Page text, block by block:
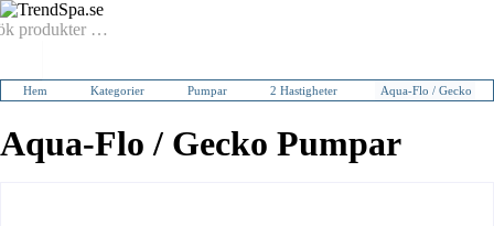
Hem Kategorier Pumpar 2 Hastigheter Aqua-Flo / Gecko
Aqua-Flo / Gecko Pumpar